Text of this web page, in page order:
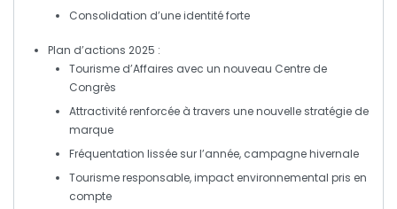
Consolidation d’une identité forte
Plan d’actions 2025 :
Tourisme d’Affaires avec un nouveau Centre de
Congrès
Attractivité renforcée à travers une nouvelle stratégie de
marque
Fréquentation lissée sur l’année, campagne hivernale
Tourisme responsable, impact environnemental pris en
compte